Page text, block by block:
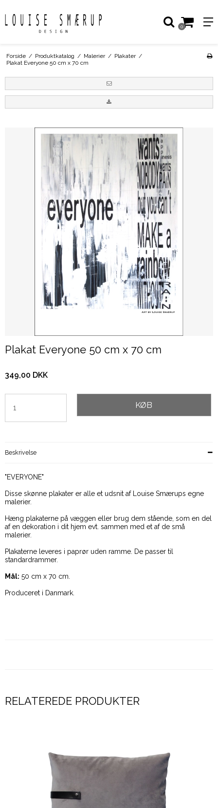
0
Forside / Produktkatalog / Malerier / Plakater /
Plakat Everyone 50 cm x 70 cm
Plakat Everyone 50 cm x 70 cm
349,00 DKK
KØB
Beskrivelse
"EVERYONE"
Disse skønne plakater er alle et udsnit af Louise Smærups egne
malerier.
Hæng plakaterne på væggen eller brug dem stående, som en del
af en dekoration i dit hjem evt. sammen med et af de små
malerier.
Plakaterne leveres i paprør uden ramme. De passer til
standardrammer.
Mål: 50 cm x 70 cm.
Produceret i Danmark.
RELATEREDE PRODUKTER